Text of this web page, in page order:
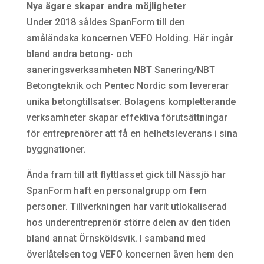
Nya ägare skapar andra möjligheter
Under 2018 såldes SpanForm till den
småländska koncernen VEFO Holding. Här ingår
bland andra betong- och
saneringsverksamheten NBT Sanering/NBT
Betongteknik och Pentec Nordic som levererar
unika betongtillsatser. Bolagens kompletterande
verksamheter skapar effektiva förutsättningar
för entreprenörer att få en helhetsleverans i sina
byggnationer.
Ända fram till att flyttlasset gick till Nässjö har
SpanForm haft en personalgrupp om fem
personer. Tillverkningen har varit utlokaliserad
hos underentreprenör större delen av den tiden
bland annat Örnsköldsvik. I samband med
överlåtelsen tog VEFO koncernen även hem den